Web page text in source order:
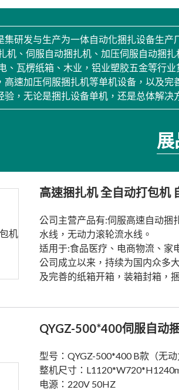
研发与生产为一体自动化捆扎设备生产
机、伺服自动捆扎机、加压伺服自动捆
、瓦楞纸箱、木业，铝业塑胶五金等行
速加压伺服捆扎机等单机设备，以及
，无论是捆扎设备单机，还是总体解决
机
高速捆扎机 全自动打包机
公司主营产品有:伺服高速自动捆
水线，无动力滚轮流水线。
适用于:食品医疗、电商物流、家
公司成立以来，持续为国内众多
及完善的纸箱开箱，装箱封箱，
QYGZ-500*400伺服自动
型号：QYGZ-500*400 B款（无动
整机尺寸：
电源：220V 50HZ